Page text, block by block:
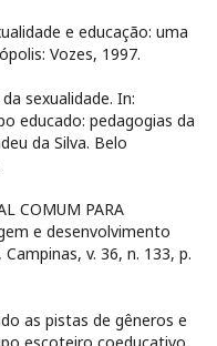
e educação: uma
Vozes, 1997.
sexualidade. In:
educado: pedagogias da
da Silva. Belo
COMUM PARA
e desenvolvimento
v. 36, n. 133, p.
as pistas de gêneros e